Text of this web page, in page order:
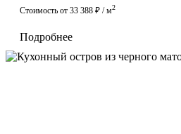
Стоимость от 33 388 ₽ / м2
Подробнее